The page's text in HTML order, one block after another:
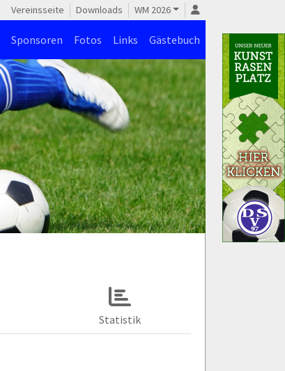
Vereinsseite Downloads WM 2026
Sponsoren Fotos Links Gästebuch
Statistik